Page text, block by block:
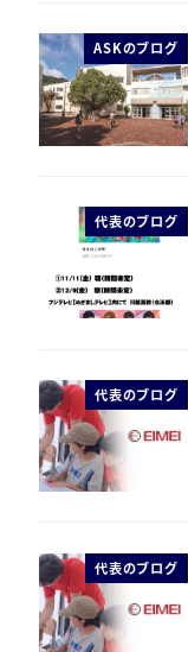
ASKのブログ
代表のブログ
代表のブログ
代表のブログ